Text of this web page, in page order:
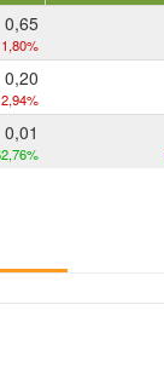
0,65
0,20
0,01